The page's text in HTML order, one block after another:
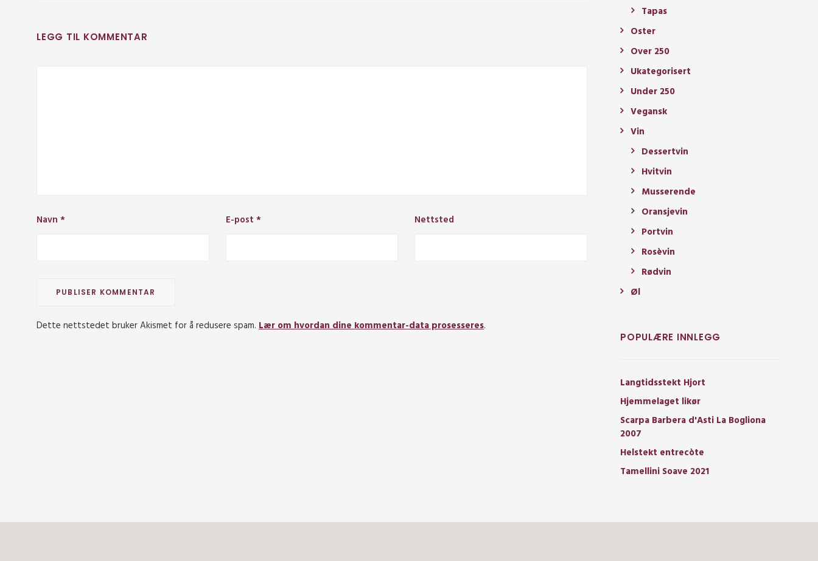
LEGG TIL KOMMENTAR
Navn * E-post * Nettsted
Dette nettstedet bruker Akismet for å redusere spam. Lær om hvordan dine kommentar-data prosesseres.
Tapas
Oster
Over 250
Ukategorisert
Under 250
Vegansk
Vin
Dessertvin
Hvitvin
Musserende
Oransjevin
Portvin
Rosèvin
Rødvin
Øl
POPULÆRE INNLEGG
Langtidsstekt Hjort
Hjemmelaget likør
Scarpa Barbera d'Asti La Bogliona
2007
Helstekt entrecòte
Tamellini Soave 2021